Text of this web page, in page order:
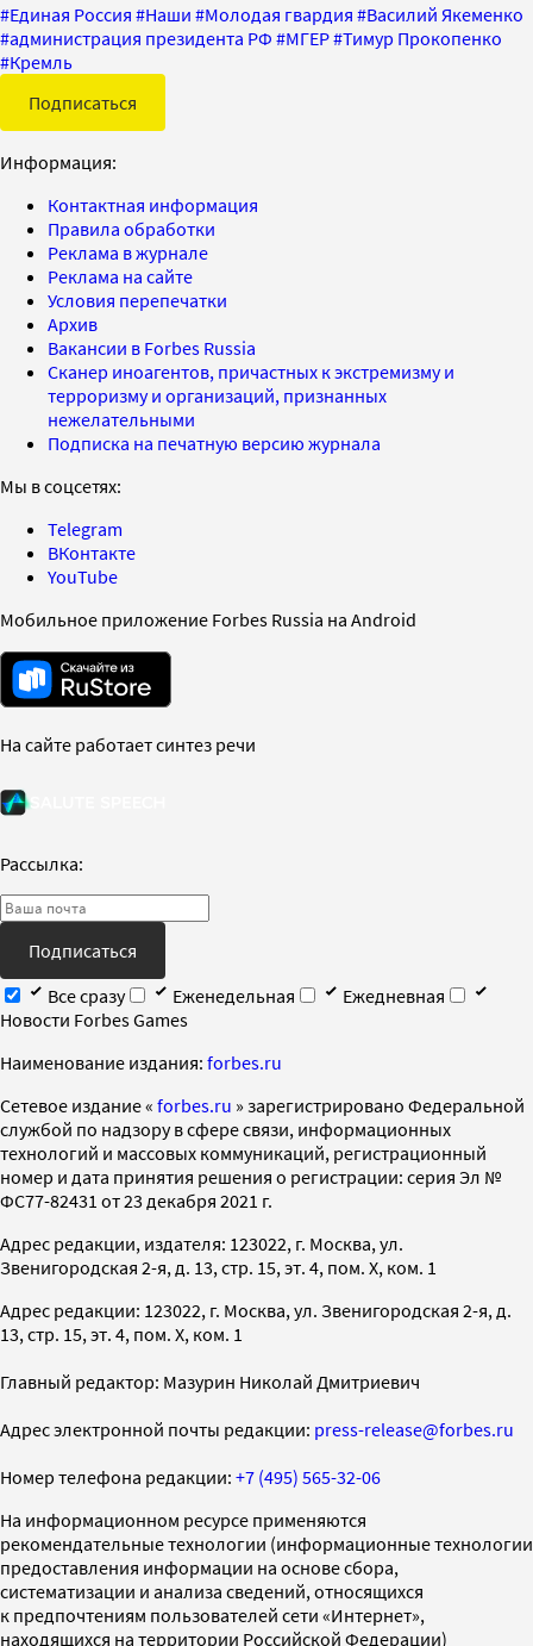
#Единая Россия #Наши #Молодая гвардия #Василий Якеменко
#администрация президента РФ #МГЕР#Тимур Прокопенко
#Кремль
Подписаться
Информация:
Контактная информация
Правила обработки
Реклама в журнале
Реклама на сайте
Условия перепечатки
Архив
Вакансии в Forbes Russia
Сканер иноагентов, причастных к экстремизму и
терроризму и организаций, признанных
нежелательными
Подписка на печатную версию журнала
Мы в соцсетях:
Telegram
ВКонтакте
YouTube
Мобильное приложение Forbes Russia на Android
На сайте работает синтез речи
Рассылка:
Подписаться
Все сразу
Еженедельная
Ежедневная
Новости Forbes Games
Наименование издания: forbes.ru
Cетевое издание « forbes.ru » зарегистрировано Федеральной
службой по надзору в сфере связи, информационных
технологий и массовых коммуникаций, регистрационный
номер и дата принятия решения о регистрации: серия Эл №
ФС77-82431 от 23 декабря 2021 г.
Адрес редакции, издателя: 123022, г. Москва, ул.
Звенигородская 2-я, д. 13, стр. 15, эт. 4, пом. X, ком. 1
Адрес редакции: 123022, г. Москва, ул. Звенигородская 2-я, д.
13, стр. 15, эт. 4, пом. X, ком. 1
Главный редактор: Мазурин Николай Дмитриевич
Адрес электронной почты редакции: press-release@forbes.ru
Номер телефона редакции: +7 (495) 565-32-06
На информационном ресурсе применяются
рекомендательные технологии (информационные технологии
предоставления информации на основе сбора,
систематизации и анализа сведений, относящихся
к предпочтениям пользователей сети «Интернет»,
находящихся на территории Российской Федерации)